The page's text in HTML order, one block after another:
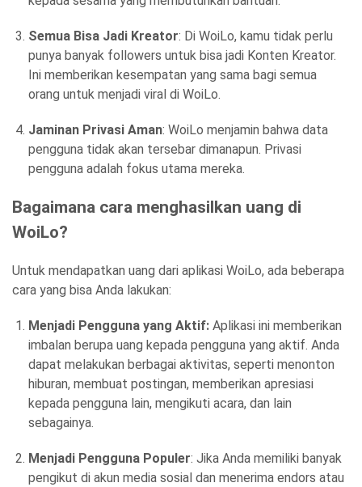
Semua Bisa Jadi Kreator: Di WoiLo, kamu tidak perlu
punya banyak followers untuk bisa jadi Konten Kreator.
Ini memberikan kesempatan yang sama bagi semua
orang untuk menjadi viral di WoiLo.
Jaminan Privasi Aman: WoiLo menjamin bahwa data
pengguna tidak akan tersebar dimanapun. Privasi
pengguna adalah fokus utama mereka.
Bagaimana cara menghasilkan uang di
WoiLo?
Untuk mendapatkan uang dari aplikasi WoiLo, ada beberapa
cara yang bisa Anda lakukan:
Menjadi Pengguna yang Aktif: Aplikasi ini memberikan
imbalan berupa uang kepada pengguna yang aktif. Anda
dapat melakukan berbagai aktivitas, seperti menonton
hiburan, membuat postingan, memberikan apresiasi
kepada pengguna lain, mengikuti acara, dan lain
sebagainya.
Menjadi Pengguna Populer: Jika Anda memiliki banyak
pengikut di akun media sosial dan menerima endors atau